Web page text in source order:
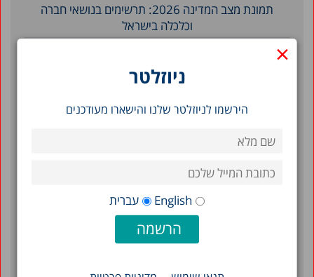
×
ניוזלטר
הירשמו לניוזלטר שלנו והישארו מעודכנים
English עברית
תמונת מצב המדינה 2026: תרשימים בנושאי חברה
וכלכלה בישראל
ותמותה בישראל, 2010–2023
סינון לפי תאריך
2011
2010
2001
1998